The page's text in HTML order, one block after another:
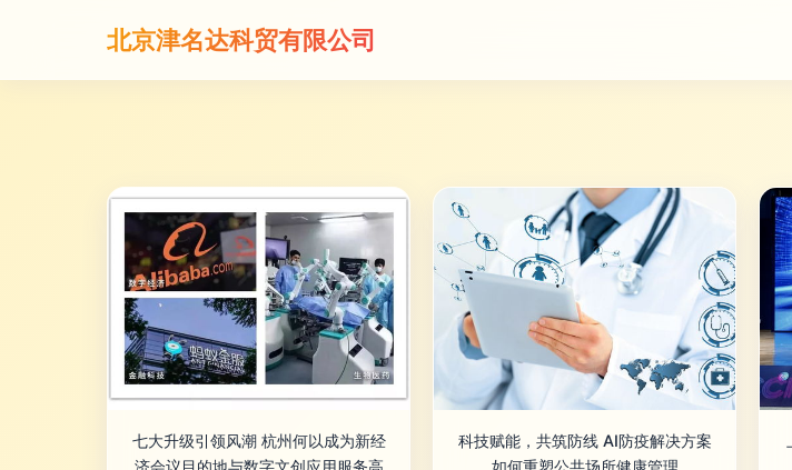
北京津名达科贸有限公司
七大升级引领风潮 杭州何以成为新经
济会议目的地与数字文创应用服务高
科技赋能，共筑防线 AI防疫解决方案
如何重塑公共场所健康管理